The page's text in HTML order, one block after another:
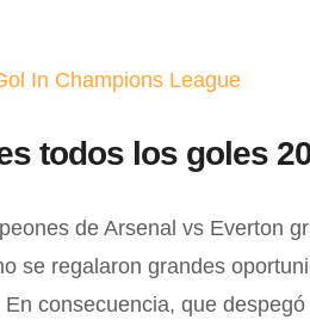
In Champions League
todos los goles
de Arsenal vs Everton
se regalaron grandes
consecuencia, que